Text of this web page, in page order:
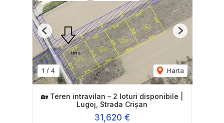
1 / 4 Harta
Previous Next
🏡 Teren intravilan – 2 loturi disponibile |
Lugoj, Strada Crișan
31,620 €